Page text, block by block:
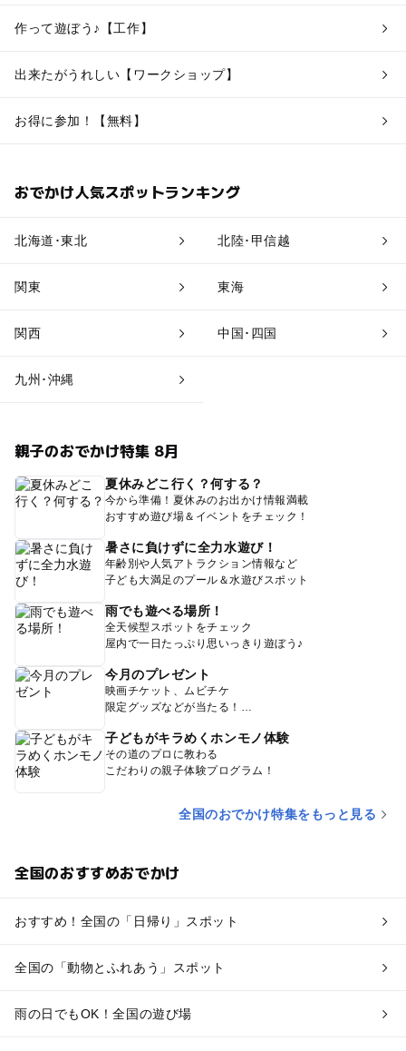
作って遊ぼう♪【工作】
出来たがうれしい【ワークショップ】
お得に参加！【無料】
おでかけ人気スポットランキング
北海道･東北 北陸･甲信越
関東 東海
関西 中国･四国
九州･沖縄
親子のおでかけ特集 8月
夏休みどこ行く？何する？
今から準備！夏休みのお出かけ情報満載
おすすめ遊び場＆イベントをチェック！
暑さに負けずに全力水遊び！
年齢別や人気アトラクション情報など
子ども大満足のプール＆水遊びスポット
雨でも遊べる場所！
全天候型スポットをチェック
屋内で一日たっぷり思いっきり遊ぼう♪
今月のプレゼント
映画チケット、ムビチケ
限定グッズなどが当たる！
子どもがキラめくホンモノ体験
その道のプロに教わる
こだわりの親子体験プログラム！
全国のおでかけ特集をもっと見る
全国のおすすめおでかけ
おすすめ！全国の「日帰り」スポット
全国の「動物とふれあう」スポット
雨の日でもOK！全国の遊び場